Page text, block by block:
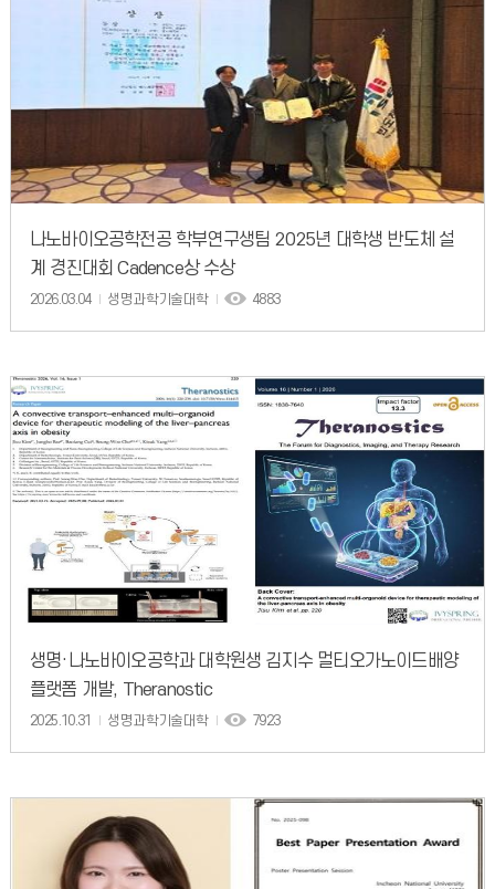
나노바이오공학전공 학부연구생팀 2025년 대학생 반도체 설
계 경진대회 Cadence상 수상
2026.03.04 생명과학기술대학 4883
생명·나노바이오공학과 대학원생 김지수 멀티오가노이드배양
플랫폼 개발, Theranostic
2025.10.31 생명과학기술대학 7923